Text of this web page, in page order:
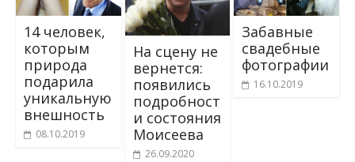
14 человек,
которым
природа
подарила
уникальную
внешность
08.10.2019
На сцену не
вернется:
появились
подробност
и состояния
Моисеева
26.09.2020
Забавные
свадебные
фотографии
16.10.2019